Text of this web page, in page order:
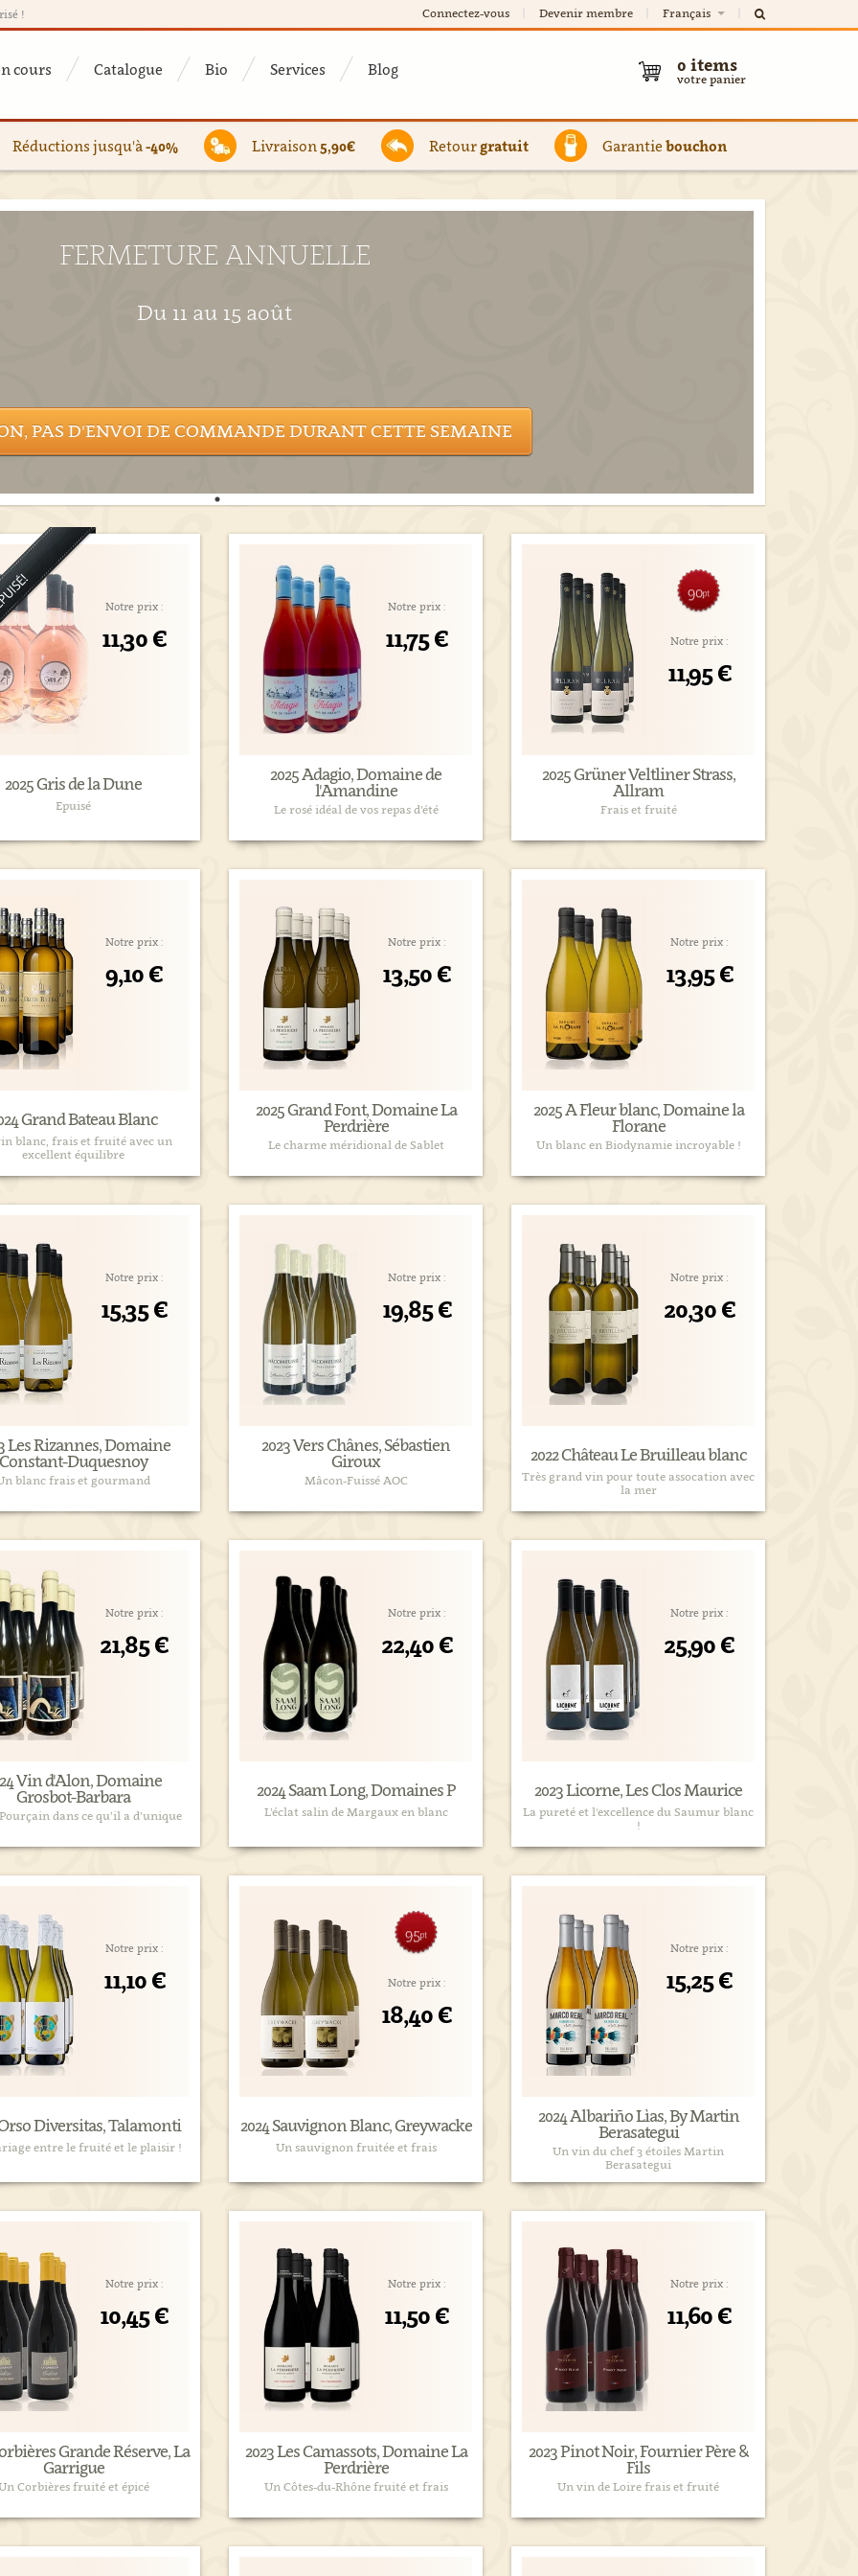
! Connectez-vous Devenir membre Français
cours Catalogue Bio Services Blog 0 items
votre panier
Réductions jusqu'à-40% Livraison 5,90€ Retour gratuit Garantiebouchon
FERMETURE ANNUELLE
Du 11 au 15 août
PAS D'ENVOI DE COMMANDE DURANT CETTE SEMAINE
Notre prix :
11,30 €
2025 Gris de la Dune
Epuisé
Notre prix :
11,75 €
2025 Adagio, Domaine de
l'Amandine
Le rosé idéal de vos repas d’été
Notre prix :
11,95 €
90pt
2025 Grüner Veltliner Strass,
Allram
Frais et fruité
Notre prix :
9,10 €
Grand Bateau Blanc
blanc, frais et fruité avec un
excellent équilibre
Notre prix :
13,50 €
2025 Grand Font, Domaine La
Perdrière
Le charme méridional de Sablet
Notre prix :
13,95 €
2025 A Fleur blanc, Domaine la
Florane
Un blanc en Biodynamie incroyable !
Notre prix :
15,35 €
Les Rizannes, Domaine
Constant-Duquesnoy
blanc frais et gourmand
Notre prix :
19,85 €
2023 Vers Chânes, Sébastien
Giroux
Mâcon-Fuissé AOC
Notre prix :
20,30 €
2022 Château Le Bruilleau blanc
Très grand vin pour toute assocation avec
la mer
Notre prix :
21,85 €
Vin d'Alon, Domaine
Grosbot-Barbara
dans ce qu’il a d’unique
Notre prix :
22,40 €
2024 Saam Long, Domaines P
L’éclat salin de Margaux en blanc
Notre prix :
25,90 €
2023 Licorne, Les Clos Maurice
La pureté et l'excellence du Saumur blanc
!
Notre prix :
11,10 €
Diversitas, Talamonti
entre le fruité et le plaisir !
Notre prix :
18,40 €
95pt
2024 Sauvignon Blanc, Greywacke
Un sauvignon fruitée et frais
Notre prix :
15,25 €
2024 Albariño Lìas, By Martin
Berasategui
Un vin du chef 3 étoiles Martin
Berasategui
Notre prix :
10,45 €
Grande Réserve, La
Garrigue
Corbières fruité et épicé
Notre prix :
11,50 €
2023 Les Camassots, Domaine La
Perdrière
Un Côtes-du-Rhône fruité et frais
Notre prix :
11,60 €
2023 Pinot Noir, Fournier Père &
Fils
Un vin de Loire frais et fruité